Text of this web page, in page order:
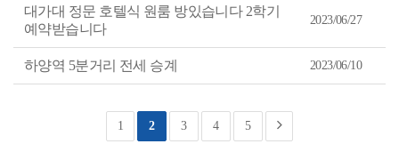
대가대 정문 호텔식 원룸 방있습니다 2학기
예약받습니다
2023/06/27
하양역 5분거리 전세 승계 2023/06/10
1 2 3 4 5